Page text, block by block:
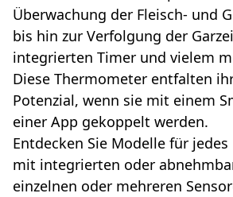
Überwachung der Fleisch- und
bis hin zur Verfolgung der
integrierten Timer und vielem
Diese Thermometer entfalten
Potenzial, wenn sie mit einem
einer App gekoppelt werden.
Entdecken Sie Modelle für jedes
mit integrierten oder
einzelnen oder mehreren